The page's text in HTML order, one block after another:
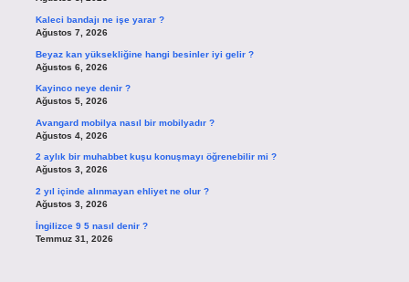
Kaleci bandajı ne işe yarar ?
Ağustos 7, 2026
Beyaz kan yüksekliğine hangi besinler iyi gelir ?
Ağustos 6, 2026
Kayinco neye denir ?
Ağustos 5, 2026
Avangard mobilya nasıl bir mobilyadır ?
Ağustos 4, 2026
2 aylık bir muhabbet kuşu konuşmayı öğrenebilir mi ?
Ağustos 3, 2026
2 yıl içinde alınmayan ehliyet ne olur ?
Ağustos 3, 2026
İngilizce 9 5 nasıl denir ?
Temmuz 31, 2026